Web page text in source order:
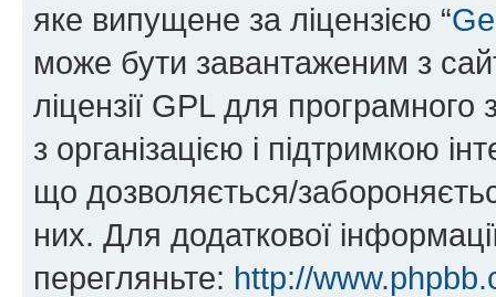
яке випущене за ліцензією “
може бути завантаженим з
ліцензії GPL для
з організацією і підтримкою
що дозволяється/
них. Для додаткової
перегляньте: http://